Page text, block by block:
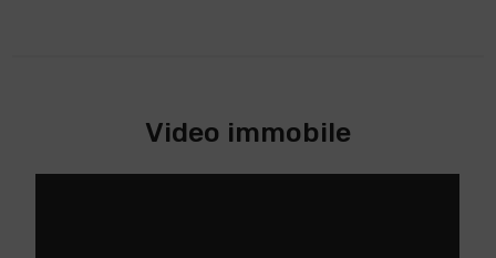
Video immobile